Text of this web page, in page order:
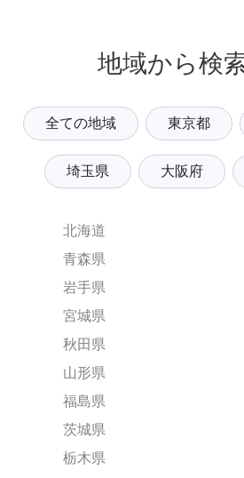
地域から検
全ての地域 東京都
埼玉県 大阪府
北海道
青森県
岩手県
宮城県
秋田県
山形県
福島県
茨城県
栃木県